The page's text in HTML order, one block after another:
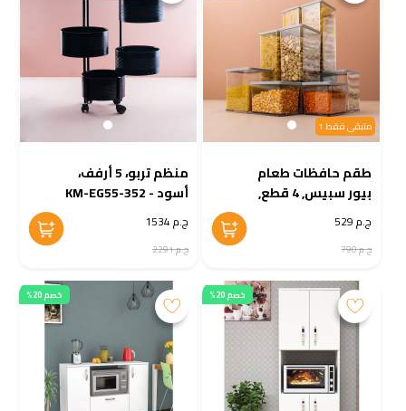
متبقى فقط 1
طقم حافظات طعام
بيور سبيس, 4 قطع,
410
ج.م 529
ج.م 790
منظم تربو، 5 أرفف،
أسود - KM-EG55-352
ج.م 1534
ج.م 2291
خصم 20% خصم 20%